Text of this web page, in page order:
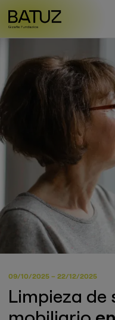
Fundación
Misión, Visión, Principios
Memoria anual y datos
Canal ético
Trabaja con nosotras/os
09/10/2025 – 22/12/2025
Limpieza de